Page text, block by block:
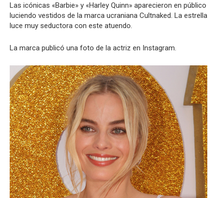
Las icónicas «Barbie» y «Harley Quinn» aparecieron en público
luciendo vestidos de la marca ucraniana Cultnaked. La estrella
luce muy seductora con este atuendo.
La marca publicó una foto de la actriz en Instagram.